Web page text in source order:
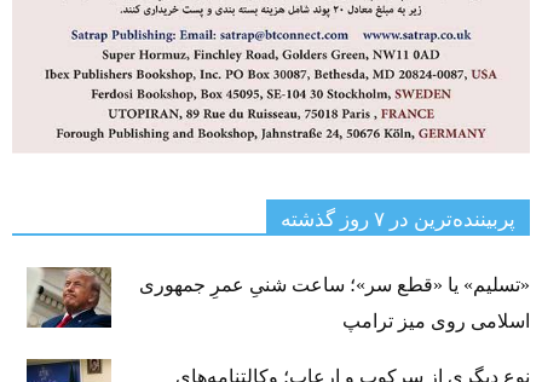
پربیننده‌ترین‌ در ۷ روز گذشته
«تسلیم» یا «قطع سر»؛ ساعت شنیِ عمرِ جمهوری
اسلامی روی میز ترامپ
نوع دیگری از سرکوب و ارعاب؛ وکالتنامه‌های